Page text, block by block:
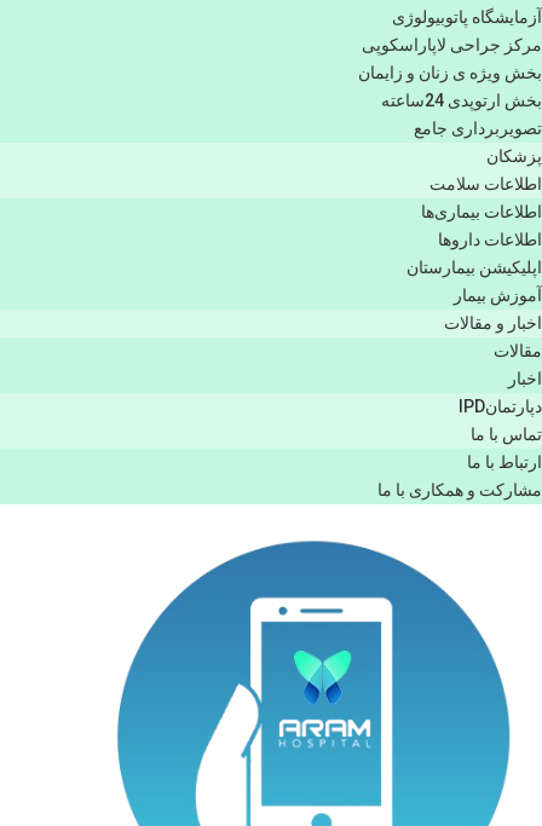
آزمایشگاه پاتوبیولوژی
مرکز جراحی لاپاراسکوپی
بخش ویژه ی زنان و زایمان
بخش ارتوپدی 24ساعته
تصویربرداری جامع
پزشكان
اطلاعات سلامت
اطلاعات بیماری‌ها
اطلاعات دارو‌ها
اپليكيشن بيمارستان
آموزش بیمار
اخبار و مقالات
مقالات
اخبار
دپارتمانIPD
تماس با ما
ارتباط با ما
مشاركت و همكاری با ما